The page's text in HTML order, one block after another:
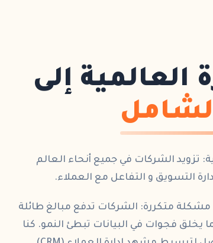
العالمية إلى
الشامل
تزويد الشركات في جميع أنحاء العالم
التسويق و التفاعل مع العملاء.
مشكلة متكررة: الشركات تدفع مبالغ طائلة
يخلق فجوات في البيانات تبطئ النمو. كنا